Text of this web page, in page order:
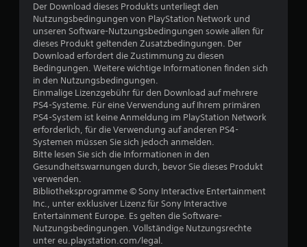
Der Download dieses Produkts unterliegt den
Nutzungsbedingungen von PlayStation Network und
unseren Software-Nutzungsbedingungen sowie allen für
dieses Produkt geltenden Zusatzbedingungen. Der
Download erfordert die Zustimmung zu diesen
Bedingungen. Weitere wichtige Informationen finden sich
in den Nutzungsbedingungen.
Einmalige Lizenzgebühr für den Download auf mehrere
PS4-Systeme. Für eine Verwendung auf Ihrem primären
PS4-System ist keine Anmeldung im PlayStation Network
erforderlich, für die Verwendung auf anderen PS4-
Systemen müssen Sie sich jedoch anmelden.
Bitte lesen Sie sich die Informationen in den
Gesundheitswarnungen durch, bevor Sie dieses Produkt
verwenden.
Bibliotheksprogramme © Sony Interactive Entertainment
Inc., unter exklusiver Lizenz für Sony Interactive
Entertainment Europe. Es gelten die Software-
Nutzungsbedingungen. Vollständige Nutzungsrechte
unter eu.playstation.com/legal.